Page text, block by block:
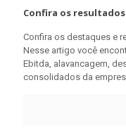
Confira os resultados
Confira os destaques e
Nesse artigo você
Ebitda, alavancagem,
consolidados da